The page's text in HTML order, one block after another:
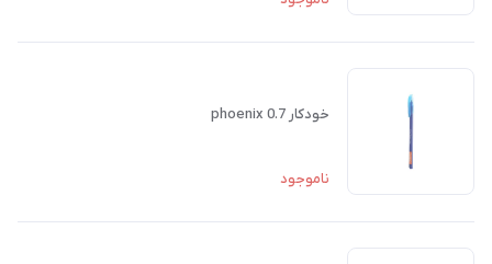
خودکار phoenix 0.7
ناموجود